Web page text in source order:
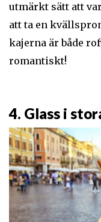
utmärkt sätt att
att ta en
kajerna är både
romantiskt!
4. Glass i